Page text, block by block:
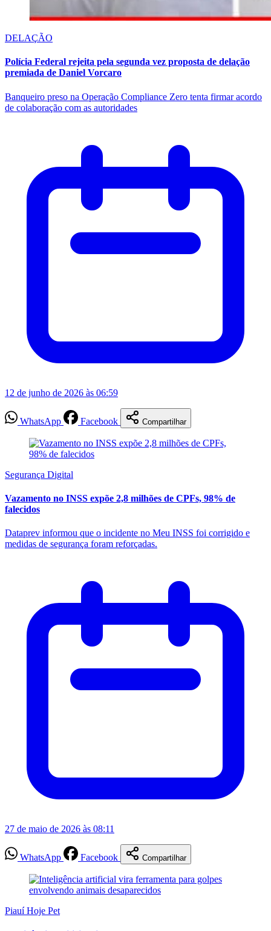
DELAÇÃO
Polícia Federal rejeita pela segunda vez proposta de delação
premiada de Daniel Vorcaro
Banqueiro preso na Operação Compliance Zero tenta firmar acordo
de colaboração com as autoridades
12 de junho de 2026 às 06:59
WhatsApp Facebook Compartilhar
Segurança Digital
Vazamento no INSS expõe 2,8 milhões de CPFs, 98% de
falecidos
Dataprev informou que o incidente no Meu INSS foi corrigido e
medidas de segurança foram reforçadas.
27 de maio de 2026 às 08:11
WhatsApp Facebook Compartilhar
Piauí Hoje Pet